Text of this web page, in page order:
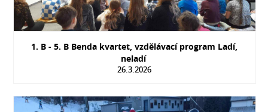
1. B - 5. B Benda kvartet, vzdělávací program Ladí,
neladí
26.3.2026